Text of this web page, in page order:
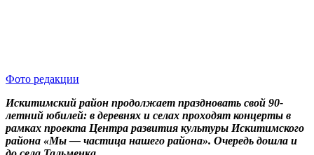
Фото редакции
Искитимский район продолжает праздновать свой 90-
летний юбилей: в деревнях и селах проходят концерты в
рамках проекта Центра развития культуры Искитимского
района «Мы — частица нашего района». Очередь дошла и